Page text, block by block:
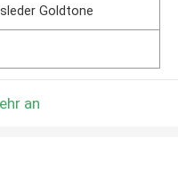
Goldtone
an